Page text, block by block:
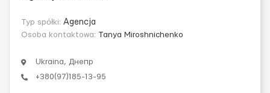
Typ spółki: Agencja
Osoba kontaktowa: Tanya Miroshnichenko
Ukraina, Днепр
+380(97)185-13-95